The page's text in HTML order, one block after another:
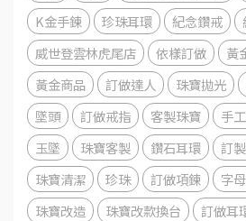
K金手鍊
珍珠耳環 紀念鑽戒
威世登雲林虎尾店
依樣訂做 黃
黃金商品
訂做達人 珠寶拋光
墜頭
訂做戒指 客製珠寶 手
玉墜
珠寶客製 鑽石耳環 訂
珠寶清潔
珍珠 訂做項鍊 字
珠寶改造
珠寶改款換台 訂做耳